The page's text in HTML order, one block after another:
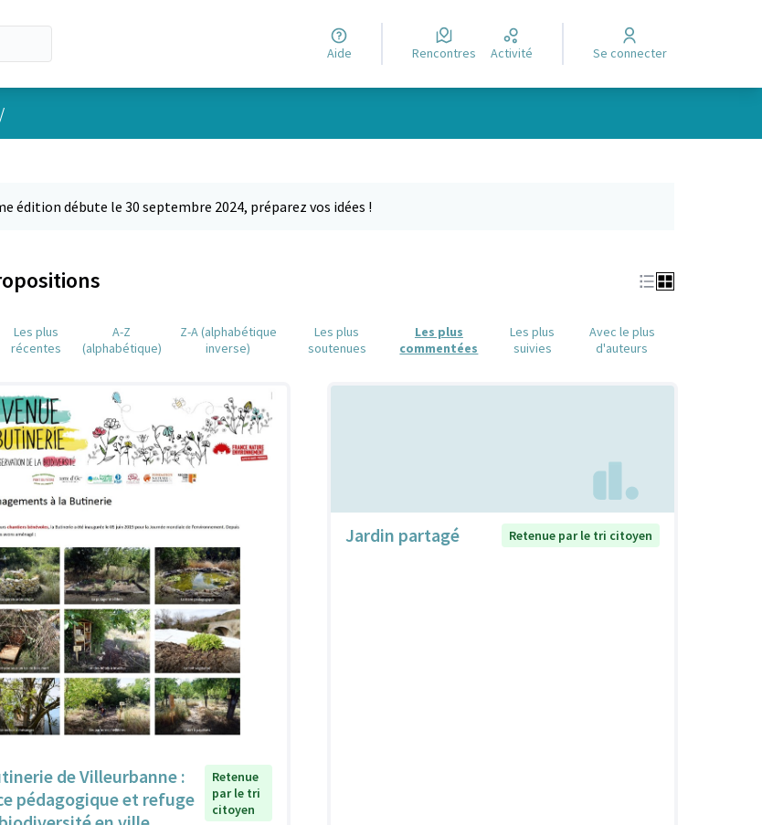
Aide Rencontres Activité Se connecter
utilisateur
/
édition débute le 30 septembre 2024, préparez vos idées !
Les plus
récentes
A-Z
(alphabétique)
Z-A (alphabétique
inverse)
Les plus
soutenues
Les plus
commentées
Les plus
suivies
Avec le plus
d'auteurs
de Villeurbanne :
pédagogique et refuge
Retenue
par le tri
citoyen
Jardin partagé Retenue par le tri citoyen